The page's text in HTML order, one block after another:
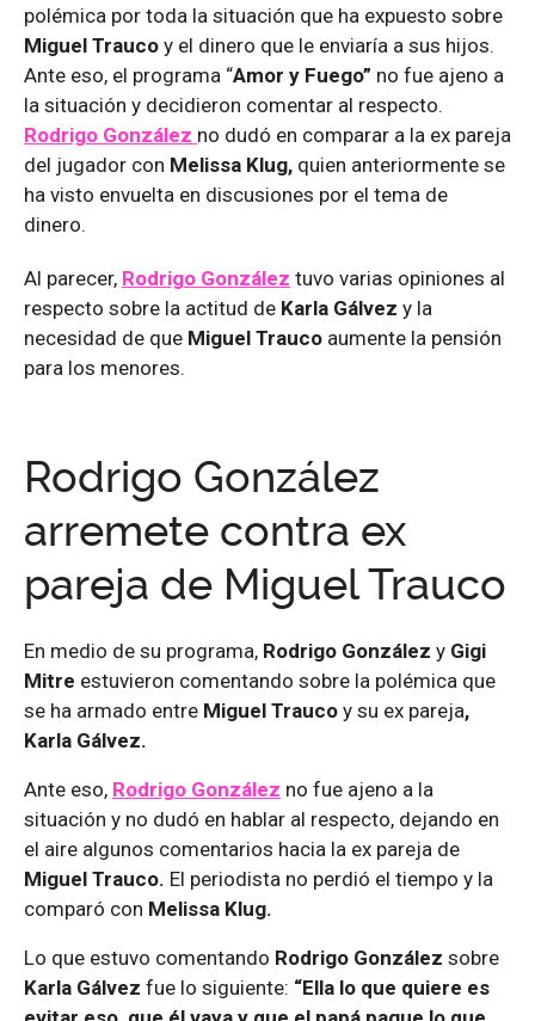
polémica por toda la situación que ha expuesto sobre
Miguel Trauco y el dinero que le enviaría a sus hijos.
Ante eso, el programa “Amor y Fuego” no fue ajeno a
la situación y decidieron comentar al respecto.
Rodrigo González no dudó en comparar a la ex pareja
del jugador con Melissa Klug, quien anteriormente se
ha visto envuelta en discusiones por el tema de
dinero.
Al parecer, Rodrigo González tuvo varias opiniones al
respecto sobre la actitud de Karla Gálvez y la
necesidad de que Miguel Trauco aumente la pensión
para los menores.
Rodrigo González
arremete contra ex
pareja de Miguel Trauco
En medio de su programa, Rodrigo González y Gigi
Mitre estuvieron comentando sobre la polémica que
se ha armado entre Miguel Trauco y su ex pareja,
Karla Gálvez.
Ante eso, Rodrigo González no fue ajeno a la
situación y no dudó en hablar al respecto, dejando en
el aire algunos comentarios hacia la ex pareja de
Miguel Trauco. El periodista no perdió el tiempo y la
comparó con Melissa Klug.
Lo que estuvo comentando Rodrigo González sobre
Karla Gálvez fue lo siguiente: “Ella lo que quiere es